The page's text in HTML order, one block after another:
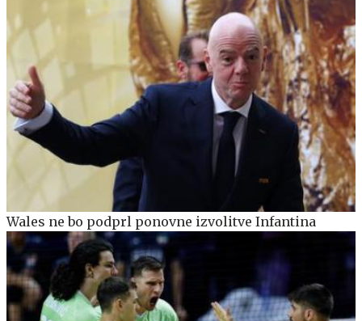
Wales ne bo podprl ponovne izvolitve Infantina